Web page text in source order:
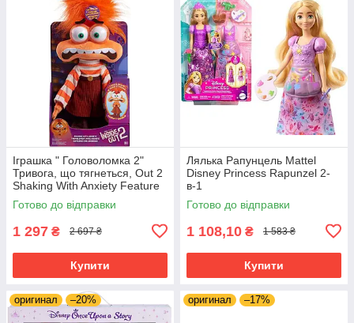
Іграшка " Головоломка 2"
Тривога, що тягнеться, Out 2
Shaking With Anxiety Feature
Plush
Готово до відправки
1 297 ₴ 2 697 ₴
Купити
Лялька Рапунцель Mattel
Disney Princess Rapunzel 2-
в-1
Готово до відправки
1 108,10 ₴ 1 583 ₴
Купити
оригинал –20% оригинал –17%